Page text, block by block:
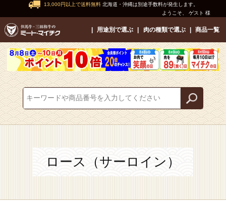
13,000円以上で送料無料 北海道・沖縄は別途手数料が発生します。
ようこそ、 ゲスト 様
用途別で選ぶ 肉の種類で選ぶ 商品一覧
ロース（サーロイン）